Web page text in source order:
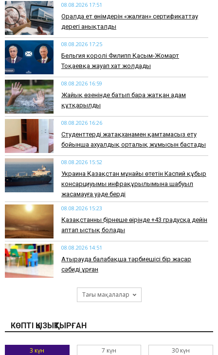
08.08.2026 17:51
Оралда ет өнімдерін «жалған» сертификаттау
дерегі анықталды
08.08.2026 17:25
Бельгия королі Филипп Қасым-Жомарт
Тоқаевқа жауап хат жолдады
08.08.2026 16:59
Жайық өзенінде батып бара жатқан адам
құтқарылды
08.08.2026 16:26
Студенттерді жатақханамен қамтамасыз ету
бойынша ахуалдық орталық жұмысын бастады
08.08.2026 15:52
Украина Қазақстан мұнайы өтетін Каспий құбыр
консарциуымы инфрақұрылымына шабуыл
жасамауға уәде берді
08.08.2026 15:23
Қазақстанның бірнеше өңірінде +43 градусқа дейін
аптап ыстық болады
08.08.2026 14:51
Атырауда балабақша тәрбиешісі бір жасар
сәбиді ұрған
Тағы мақалалар
КӨПТІ ҚЫЗЫҚТЫРҒАН
3 күн 7 күн 30 күн